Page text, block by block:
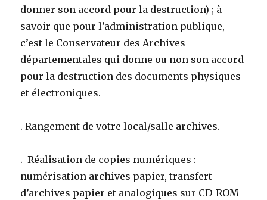
donner son accord pour la destruction) ; à
savoir que pour l’administration publique,
c’est le Conservateur des Archives
départementales qui donne ou non son accord
pour la destruction des documents physiques
et électroniques.
. Rangement de votre local/salle archives.
. Réalisation de copies numériques :
numérisation archives papier, transfert
d’archives papier et analogiques sur CD-ROM